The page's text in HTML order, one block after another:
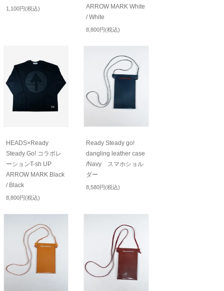
1,100円(税込)
ARROW MARK White
/ White
8,800円(税込)
HEADS×Ready
Steady Go! コラボレ
ーションT-sh UP
ARROW MARK Black
/ Black
8,800円(税込)
Ready Steady go!
dangling leather case
/Navy スマホショル
ダー
8,580円(税込)